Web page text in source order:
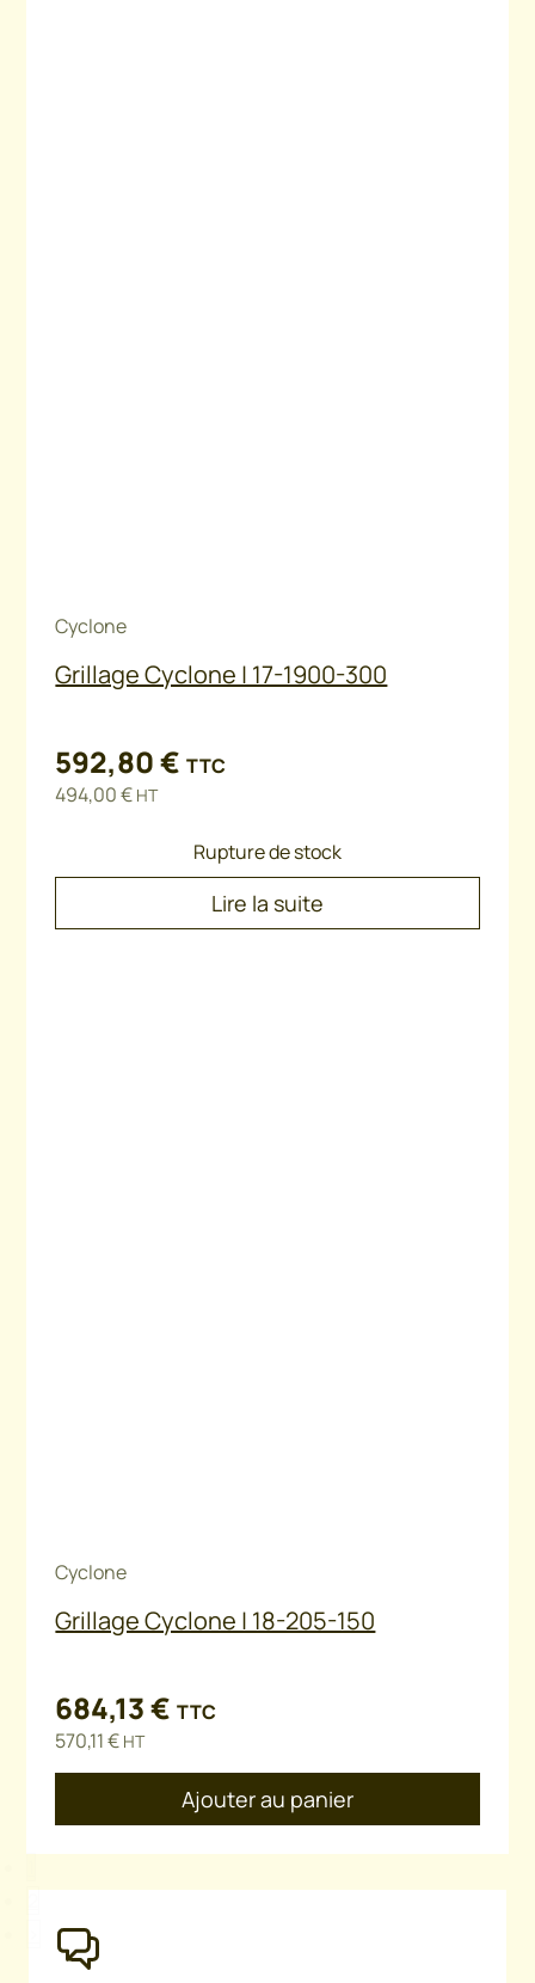
Cyclone
Grillage Cyclone | 17-1900-300
592,80€ TTC
494,00€ HT
Rupture de stock
Lire la suite
Cyclone
Grillage Cyclone | 18-205-150
684,13€ TTC
570,11€ HT
Ajouter au panier